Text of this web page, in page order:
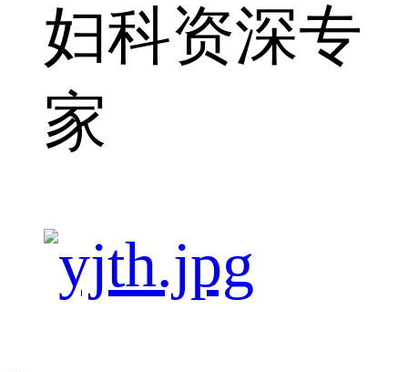
妇科资深专
家